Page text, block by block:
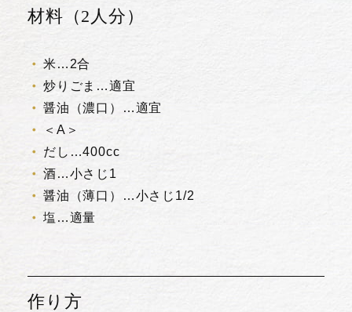
材料（2人分）
米…2合
炒りごま…適宜
醤油（濃口）…適宜
＜A＞
だし…400cc
酒…小さじ1
醤油（薄口）…小さじ1/2
塩…適量
作り方